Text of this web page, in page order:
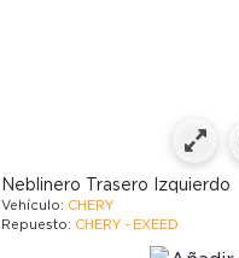
Neblinero Trasero Izquierdo
Vehículo: CHERY
Repuesto: CHERY - EXEED